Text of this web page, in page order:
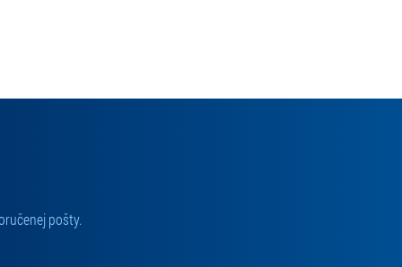
pošty.